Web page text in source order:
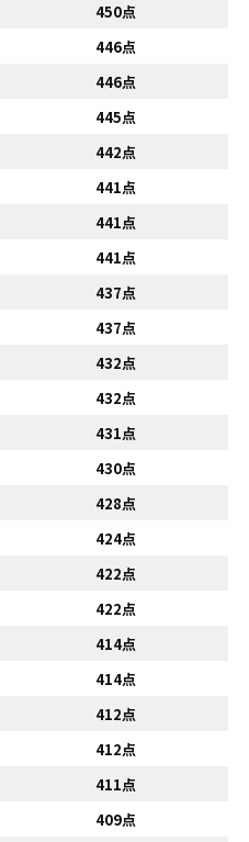
450点
446点
446点
445点
442点
441点
441点
441点
437点
437点
432点
432点
431点
430点
428点
424点
422点
422点
414点
414点
412点
412点
411点
409点